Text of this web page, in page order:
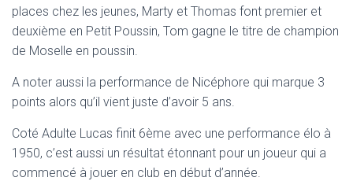
places chez les jeunes, Marty et Thomas font premier et
deuxième en Petit Poussin, Tom gagne le titre de champion
de Moselle en poussin.
A noter aussi la performance de Nicéphore qui marque 3
points alors qu’il vient juste d’avoir 5 ans.
Coté Adulte Lucas finit 6ème avec une performance élo à
1950, c’est aussi un résultat étonnant pour un joueur qui a
commencé à jouer en club en début d’année.